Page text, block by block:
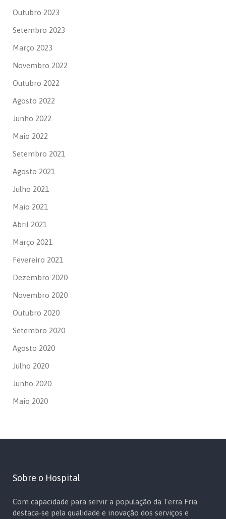
Outubro 2023
Setembro 2023
Março 2023
Novembro 2022
Outubro 2022
Agosto 2022
Junho 2022
Maio 2022
Setembro 2021
Agosto 2021
Julho 2021
Maio 2021
Abril 2021
Março 2021
Fevereiro 2021
Dezembro 2020
Novembro 2020
Outubro 2020
Setembro 2020
Agosto 2020
Julho 2020
Junho 2020
Maio 2020
Sobre o Hospital
Com capacidade para servir a população da Terra Fria
destaca-se pela qualidade e inovação dos serviços e